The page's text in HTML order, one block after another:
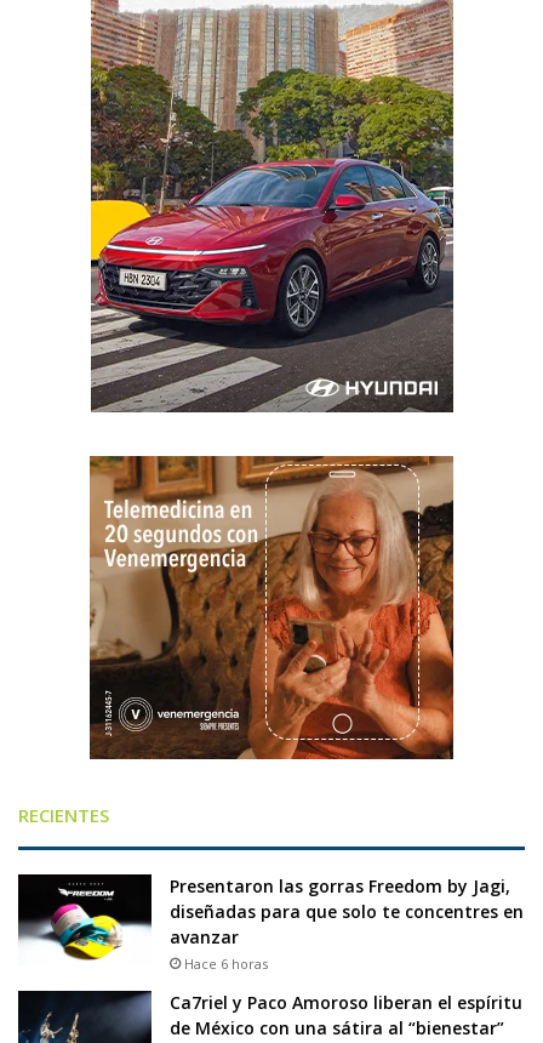
RECIENTES
Presentaron las gorras Freedom by Jagi,
diseñadas para que solo te concentres en
avanzar
Hace 6 horas
Ca7riel y Paco Amoroso liberan el espíritu
de México con una sátira al “bienestar”